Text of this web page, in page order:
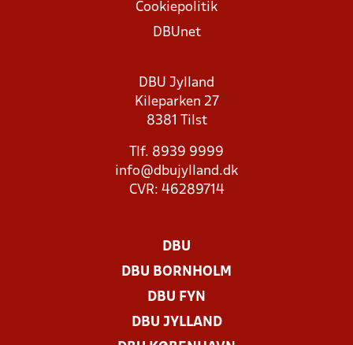
Cookiepolitik
DBUnet
DBU Jylland
Kileparken 27
8381 Tilst
Tlf. 8939 9999
info@dbujylland.dk
CVR: 46289714
DBU
DBU BORNHOLM
DBU FYN
DBU JYLLAND